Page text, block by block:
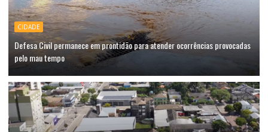
CIDADE
Defesa Civil permanece em prontidão para atender ocorrências provocadas
pelo mau tempo